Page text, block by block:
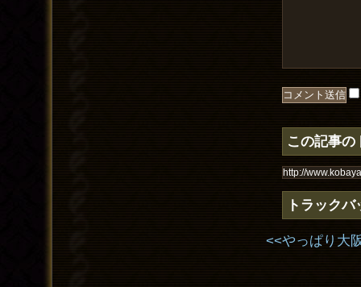
この記事の
トラックバ
<<やっぱり大